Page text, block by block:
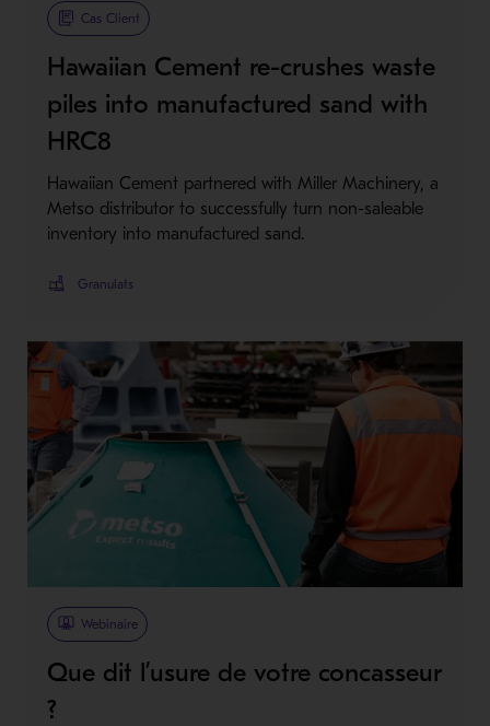
Metso Plus
Cas Client
Hawaiian Cement re-crushes waste
piles into manufactured sand with
HRC8
Hawaiian Cement partnered with Miller Machinery, a
Metso distributor to successfully turn non-saleable
inventory into manufactured sand.
Granulats
Webinaire
Que dit l’usure de votre concasseur
?